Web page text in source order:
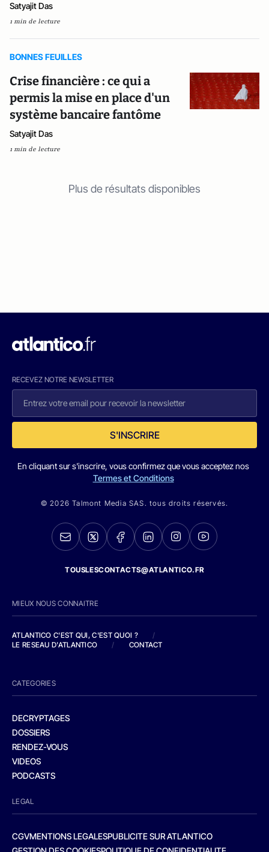
Satyajit Das
1 min de lecture
BONNES FEUILLES
Crise financière : ce qui a
permis la mise en place d'un
système bancaire fantôme
Satyajit Das
1 min de lecture
Plus de résultats disponibles
RECEVEZ NOTRE NEWSLETTER
S'INSCRIRE
En cliquant sur s'inscrire, vous confirmez que vous acceptez nos
Termes et Conditions
© 2026 Talmont Media SAS. tous droits réservés.
TOUSLESCONTACTS@ATLANTICO.FR
MIEUX NOUS CONNAITRE
ATLANTICO C'EST QUI, C'EST QUOI ?
/
LE RESEAU D'ATLANTICO
/ CONTACT
CATEGORIES
DECRYPTAGES
DOSSIERS
RENDEZ-VOUS
VIDEOS
PODCASTS
LEGAL
CGVMENTIONS LEGALESPUBLICITE SUR ATLANTICO